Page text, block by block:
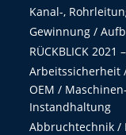
Kanal-,
Gewinnung /
RÜCKBLICK 2021
Arbeitssicherheit
OEM /
Instandhaltung
Abbruchtechnik /